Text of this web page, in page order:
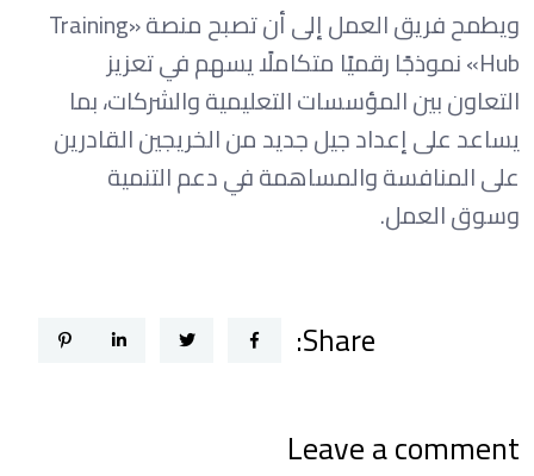
ويطمح فريق العمل إلى أن تصبح منصة «Training
Hub» نموذجًا رقميًا متكاملًا يسهم في تعزيز
التعاون بين المؤسسات التعليمية والشركات، بما
يساعد على إعداد جيل جديد من الخريجين القادرين
على المنافسة والمساهمة في دعم التنمية
وسوق العمل.
Share:
Leave a comment